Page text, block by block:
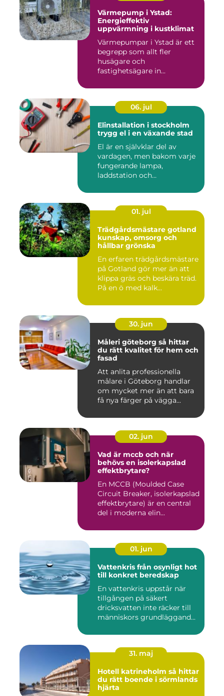
Värmepump i Ystad:
Energieffektiv
uppvärmning i kustklimat
Värmepumpar i Ystad är ett
begrepp som allt fler
husägare och
fastighetsägare in...
06. jul
Elinstallation i stockholm
trygg el i en växande stad
El är en självklar del av
vardagen, men bakom varje
fungerande lampa,
laddstation och
01. jul
Trädgårdsmästare gotland
kunskap, omsorg och
hållbar grönska
En erfaren trädgårdsmästare
på Gotland gör mer än att
klippa gräs och beskära träd.
På en ö med kalk...
30. jun
Måleri göteborg så hittar
du rätt kvalitet för hem och
fasad
Att anlita professionella
målare i Göteborg handlar
om mycket mer än att bara
få nya färger på vägga...
02. jun
Vad är mccb och när
behövs en isolerkapslad
effektbrytare?
En MCCB (Moulded Case
Circuit Breaker, isolerkapslad
effektbrytare) är en central
del i moderna elin...
01. jun
Vattenkris från osynligt hot
till konkret beredskap
En vattenkris uppstår när
tillgången på säkert
dricksvatten inte räcker till
människors grundläggand...
31. maj
Hotell katrineholm så hittar
du rätt boende i sörmlands
hjärta